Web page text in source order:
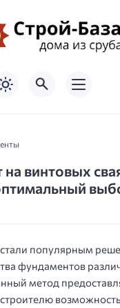
винтовых
популярным
фундаментов
метод